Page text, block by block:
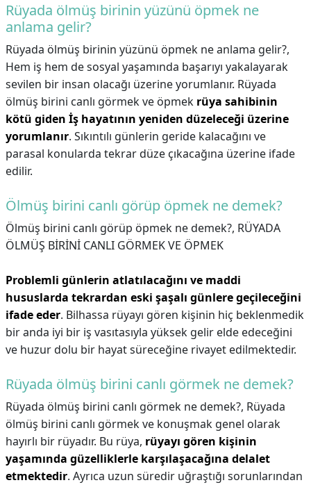
Rüyada ölmüş birinin yüzünü öpmek ne
anlama gelir?
Rüyada ölmüş birinin yüzünü öpmek ne anlama gelir?,
Hem iş hem de sosyal yaşamında başarıyı yakalayarak
sevilen bir insan olacağı üzerine yorumlanır. Rüyada
ölmüş birini canlı görmek ve öpmek rüya sahibinin
kötü giden İş hayatının yeniden düzeleceği üzerine
yorumlanır. Sıkıntılı günlerin geride kalacağını ve
parasal konularda tekrar düze çıkacağına üzerine ifade
edilir.
Ölmüş birini canlı görüp öpmek ne demek?
Ölmüş birini canlı görüp öpmek ne demek?, RÜYADA
ÖLMÜŞ BİRİNİ CANLI GÖRMEK VE ÖPMEK
Problemli günlerin atlatılacağını ve maddi
hususlarda tekrardan eski şaşalı günlere geçileceğini
ifade eder. Bilhassa rüyayı gören kişinin hiç beklenmedik
bir anda iyi bir iş vasıtasıyla yüksek gelir elde edeceğini
ve huzur dolu bir hayat süreceğine rivayet edilmektedir.
Rüyada ölmüş birini canlı görmek ne demek?
Rüyada ölmüş birini canlı görmek ne demek?, Rüyada
ölmüş birini canlı görmek ve konuşmak genel olarak
hayırlı bir rüyadır. Bu rüya, rüyayı gören kişinin
yaşamında güzelliklerle karşılaşacağına delalet
etmektedir. Ayrıca uzun süredir uğraştığı sorunlarından